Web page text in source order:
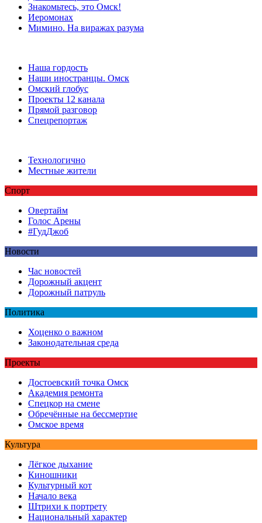
Знакомьтесь, это Омск!
Иеромонах
Мимино. На виражах разума
Наша гордость
Наши иностранцы. Омск
Омский глобус
Проекты 12 канала
Прямой разговор
Спецрепортаж
Технологично
Местные жители
Спорт
Овертайм
Голос Арены
#ГудДжоб
Новости
Час новостей
Дорожный акцент
Дорожный патруль
Политика
Хоценко о важном
Законодательная среда
Проекты
Достоевский точка Омск
Академия ремонта
Спецкор на смене
Обречённые на бессмертие
Омское время
Культура
Лёгкое дыхание
Киношники
Культурный кот
Начало века
Штрихи к портрету
Национальный характер